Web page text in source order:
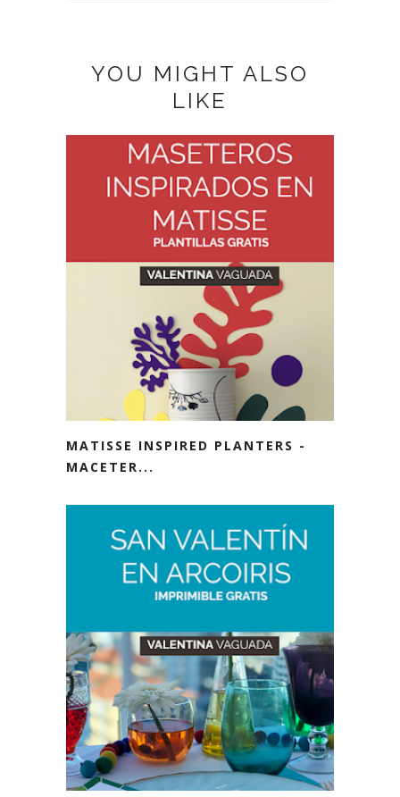
YOU MIGHT ALSO
LIKE
MATISSE INSPIRED PLANTERS -
MACETER...